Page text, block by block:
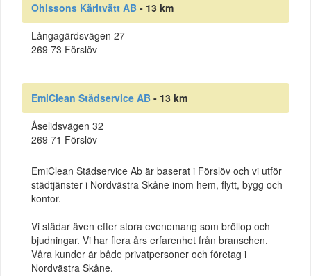
Ohlssons Kärltvätt AB - 13 km
Långagärdsvägen 27
269 73 Förslöv
EmiClean Städservice AB - 13 km
Åselidsvägen 32
269 71 Förslöv
EmiClean Städservice Ab är baserat i Förslöv och vi utför
städtjänster i Nordvästra Skåne inom hem, flytt, bygg och
kontor.
Vi städar även efter stora evenemang som bröllop och
bjudningar. Vi har flera års erfarenhet från branschen.
Våra kunder är både privatpersoner och företag i
Nordvästra Skåne.